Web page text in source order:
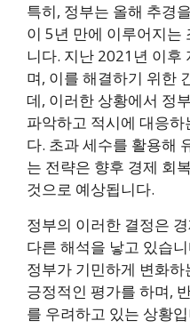
특히, 정부는 올해 추경
이 5년 만에 이루어지는
니다. 지난 2021년 이후
며, 이를 해결하기 위한
데, 이러한 상황에서 정
파악하고 적시에 대응
다. 초과 세수를 활용해
는 전략은 향후 경제 회
것으로 예상됩니다.
정부의 이러한 결정은
다른 해석을 낳고 있습
정부가 기민하게 변화
긍정적인 평가를 하며,
를 우려하고 있는 상황